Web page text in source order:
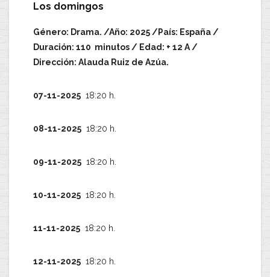
Los domingos
Género: Drama. /Año: 2025 /País: España /
Duración: 110 minutos / Edad: + 12 A /
Dirección: Alauda Ruiz de Azúa.
07-11-2025 18:20 h.
08-11-2025 18:20 h.
09-11-2025 18:20 h.
10-11-2025 18:20 h.
11-11-2025 18:20 h.
12-11-2025 18:20 h.